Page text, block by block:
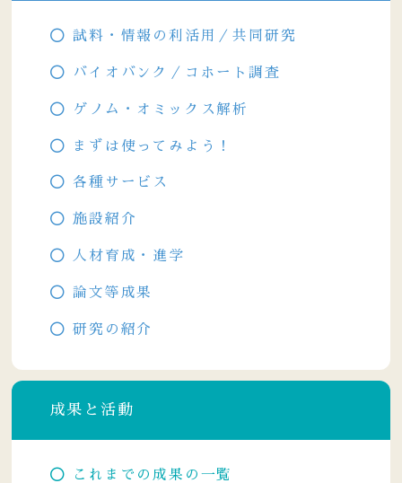
試料・情報の利活用／共同研究
バイオバンク／コホート調査
ゲノム・オミックス解析
まずは使ってみよう！
各種サービス
施設紹介
人材育成・進学
論文等成果
研究の紹介
成果と活動
これまでの成果の一覧